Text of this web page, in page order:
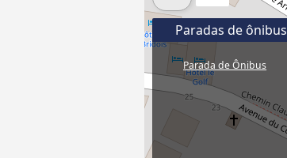
Paradas de ônibus
Parada de Ônibus